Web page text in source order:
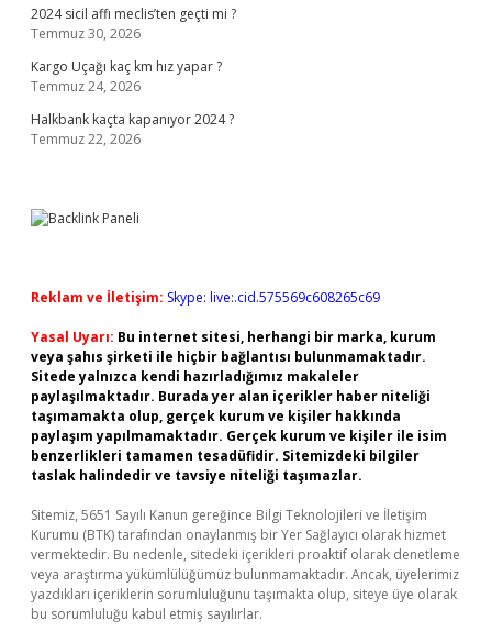
2024 sicil affı meclis’ten geçti mi ?
Temmuz 30, 2026
Kargo Uçağı kaç km hız yapar ?
Temmuz 24, 2026
Halkbank kaçta kapanıyor 2024 ?
Temmuz 22, 2026
Reklam ve İletişim: Skype: live:.cid.575569c608265c69
Yasal Uyarı: Bu internet sitesi, herhangi bir marka, kurum
veya şahıs şirketi ile hiçbir bağlantısı bulunmamaktadır.
Sitede yalnızca kendi hazırladığımız makaleler
paylaşılmaktadır. Burada yer alan içerikler haber niteliği
taşımamakta olup, gerçek kurum ve kişiler hakkında
paylaşım yapılmamaktadır. Gerçek kurum ve kişiler ile isim
benzerlikleri tamamen tesadüfidir. Sitemizdeki bilgiler
taslak halindedir ve tavsiye niteliği taşımazlar.
Sitemiz, 5651 Sayılı Kanun gereğince Bilgi Teknolojileri ve İletişim
Kurumu (BTK) tarafından onaylanmış bir Yer Sağlayıcı olarak hizmet
vermektedir. Bu nedenle, sitedeki içerikleri proaktif olarak denetleme
veya araştırma yükümlülüğümüz bulunmamaktadır. Ancak, üyelerimiz
yazdıkları içeriklerin sorumluluğunu taşımakta olup, siteye üye olarak
bu sorumluluğu kabul etmiş sayılırlar.